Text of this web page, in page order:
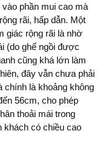
phần mui cao mà
rãi, hấp dẫn. Một
giác rộng rãi là nhờ
(do ghế ngồi được
cũng khá lớn làm
đây vẫn chưa phải
chính là khoảng không
56cm, cho phép
thoải mái trong
khách có chiều cao